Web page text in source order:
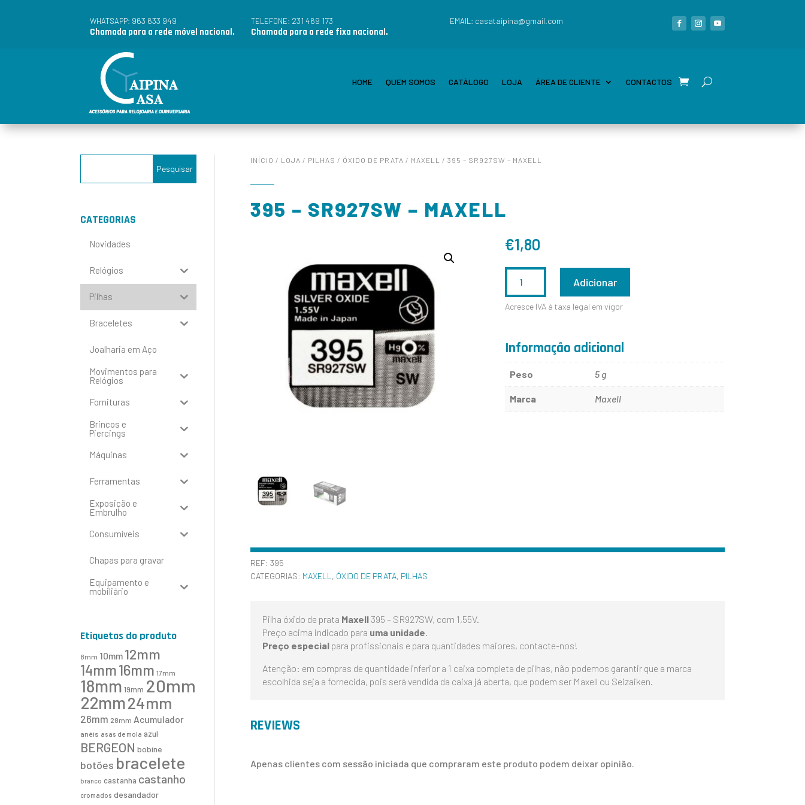
WHATSAPP: 963 633 949
Chamada para a rede móvel nacional.
TELEFONE: 231 469 173
Chamada para a rede fixa nacional.
EMAIL: casataipina@gmail.com
HOME QUEM SOMOS CATÁLOGO LOJA ÁREA DE CLIENTE CONTACTOS
CATEGORIAS
Novidades
Relógios
Pilhas
Braceletes
Joalharia em Aço
Movimentos para
Relógios
Fornituras
Brincos e
Piercings
Máquinas
Ferramentas
Exposição e
Embrulho
Consumíveis
Chapas para gravar
Equipamento e
mobiliário
Etiquetas do produto
8mm 10mm 12mm
14mm16mm 17mm
18mm 19mm 20mm
22mm24mm
26mm 28mm Acumulador
anéis asas de mola azul
BERGEON bobine
botões bracelete
branco castanha castanho
cromados desandador
INÍCIO / LOJA / PILHAS / ÓXIDO DE PRATA / MAXELL / 395 – SR927SW – MAXELL
395 – SR927SW – MAXELL
€1,80
QUANTIDADE
DE
-
SR927SW
-
Adicionar
Acresce IVA à taxa legal em vigor
Informação adicional
Peso 5 g
Marca Maxell
REF: 395
CATEGORIAS: MAXELL, ÓXIDO DE PRATA, PILHAS
Pilha óxido de prata Maxell395 – SR927SW, com 1,55V.
Preço acima indicado para uma unidade.
Preço especialpara profissionais e para quantidades maiores, contacte-nos!
Atenção: em compras de quantidade inferior a 1 caixa completa de pilhas, não podemos garantir que a marca
escolhida seja a fornecida, pois será vendida da caixa já aberta, que podem ser Maxell ou Seizaiken.
REVIEWS
Apenas clientes com sessão iniciada que compraram este produto podem deixar opinião.